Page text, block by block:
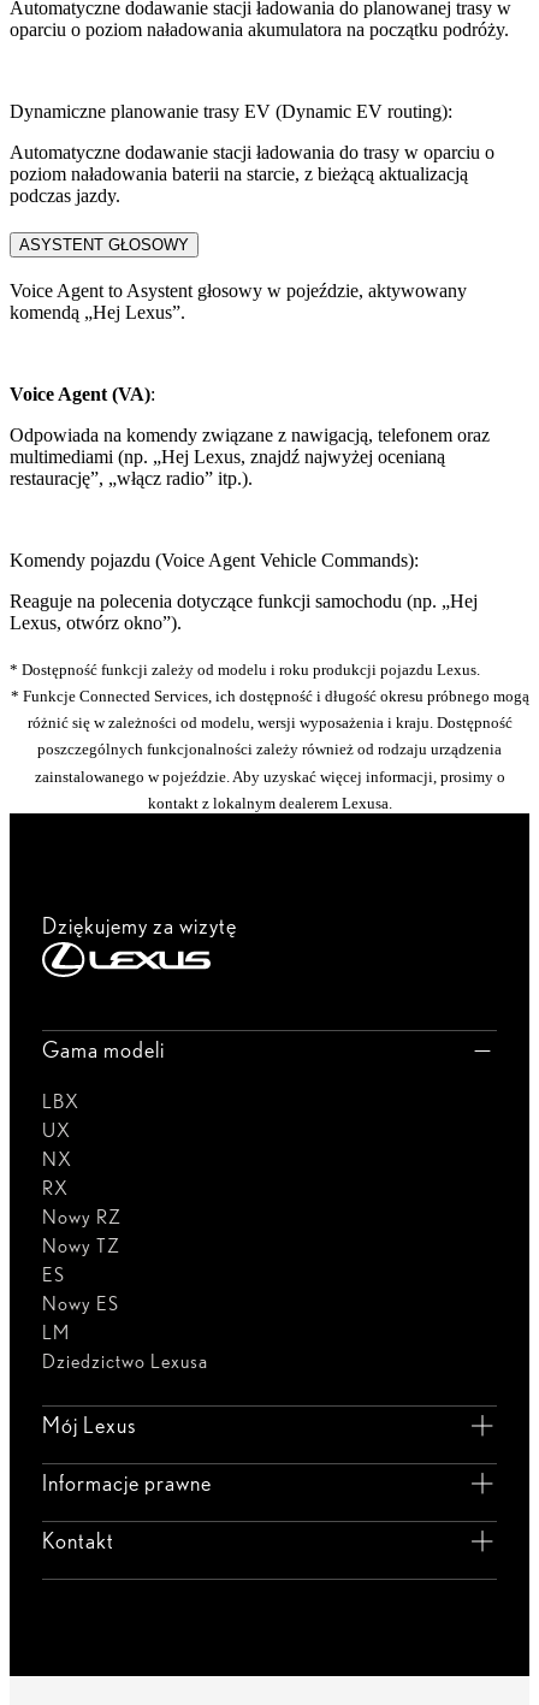
Automatyczne dodawanie stacji ładowania do planowanej trasy w
oparciu o poziom naładowania akumulatora na początku podróży.
Dynamiczne planowanie trasy EV (Dynamic EV routing):
Automatyczne dodawanie stacji ładowania do trasy w oparciu o
poziom naładowania baterii na starcie, z bieżącą aktualizacją
podczas jazdy.
ASYSTENT GŁOSOWY
Voice Agent to Asystent głosowy w pojeździe, aktywowany
komendą „Hej Lexus”.
Voice Agent (VA):
Odpowiada na komendy związane z nawigacją, telefonem oraz
multimediami (np. „Hej Lexus, znajdź najwyżej ocenianą
restaurację”, „włącz radio” itp.).
Komendy pojazdu (Voice Agent Vehicle Commands):
Reaguje na polecenia dotyczące funkcji samochodu (np. „Hej
Lexus, otwórz okno”).
* Dostępność funkcji zależy od modelu i roku produkcji pojazdu Lexus.
* Funkcje Connected Services, ich dostępność i długość okresu próbnego mogą
różnić się w zależności od modelu, wersji wyposażenia i kraju. Dostępność
poszczególnych funkcjonalności zależy również od rodzaju urządzenia
zainstalowanego w pojeździe. Aby uzyskać więcej informacji, prosimy o
kontakt z lokalnym dealerem Lexusa.
Dziękujemy za wizytę
Gama modeli
LBX
UX
NX
RX
Nowy RZ
Nowy TZ
ES
Nowy ES
LM
Dziedzictwo Lexusa
Mój Lexus
Informacje prawne
Kontakt